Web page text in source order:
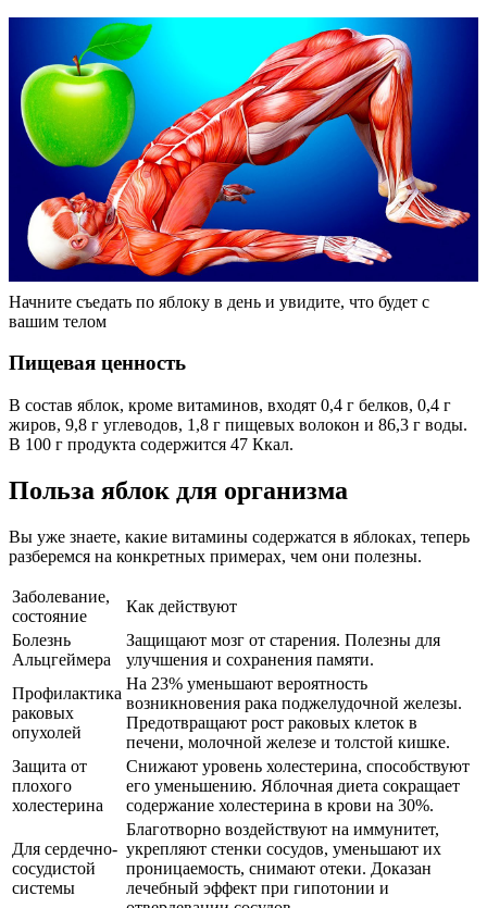
Начните съедать по яблоку в день и увидите, что будет с
вашим телом
Пищевая ценность
В состав яблок, кроме витаминов, входят 0,4 г белков, 0,4 г
жиров, 9,8 г углеводов, 1,8 г пищевых волокон и 86,3 г воды.
В 100 г продукта содержится 47 Ккал.
Польза яблок для организма
Вы уже знаете, какие витамины содержатся в яблоках, теперь
разберемся на конкретных примерах, чем они полезны.
Заболевание,
состояние
Как действуют
Болезнь
Альцгеймера
Защищают мозг от старения. Полезны для
улучшения и сохранения памяти.
Профилактика
раковых
опухолей
На 23% уменьшают вероятность
возникновения рака поджелудочной железы.
Предотвращают рост раковых клеток в
печени, молочной железе и толстой кишке.
Защита от
плохого
холестерина
Снижают уровень холестерина, способствуют
его уменьшению. Яблочная диета сокращает
содержание холестерина в крови на 30%.
Для сердечно-
сосудистой
системы
Благотворно воздействуют на иммунитет,
укрепляют стенки сосудов, уменьшают их
проницаемость, снимают отеки. Доказан
лечебный эффект при гипотонии и